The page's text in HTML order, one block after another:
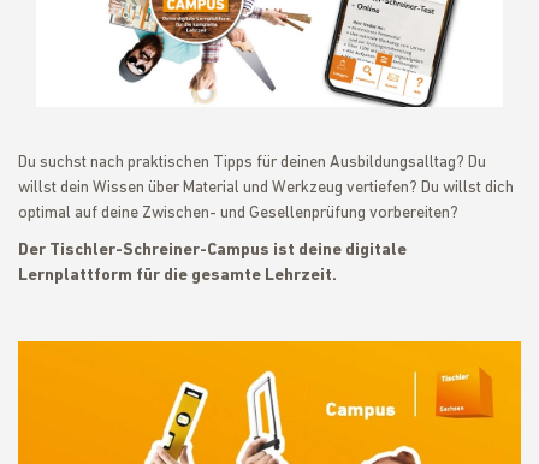
Du suchst nach praktischen Tipps für deinen Ausbildungsalltag? Du
willst dein Wissen über Material und Werkzeug vertiefen? Du willst dich
optimal auf deine Zwischen- und Gesellenprüfung vorbereiten?
Der Tischler-Schreiner-Campus ist deine digitale
Lernplattform für die gesamte Lehrzeit.